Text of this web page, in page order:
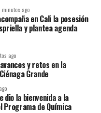
minutos ago
en Cali la posesión
y plantea agenda
ago
avances y retos en la
Grande
dio la bienvenida a la
de Química